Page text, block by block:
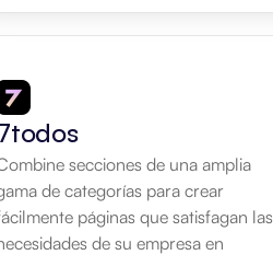
secciones de una amplia
de categorías para crear
páginas que satisfagan las
de su empresa en